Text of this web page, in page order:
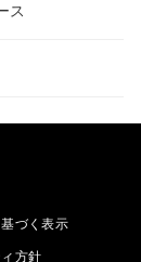
ス
づく表示
方針